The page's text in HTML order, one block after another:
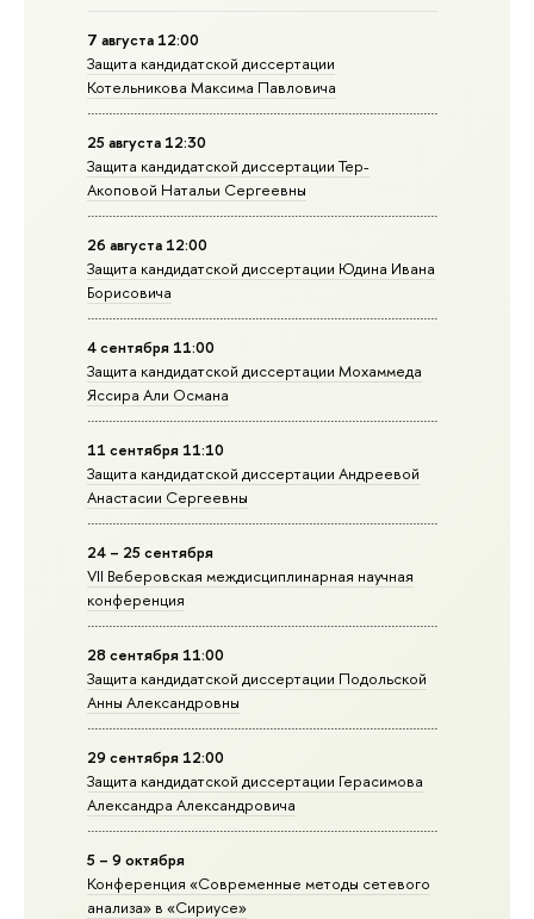
7 августа 12:00
Защита кандидатской диссертации
Котельникова Максима Павловича
25 августа 12:30
Защита кандидатской диссертации Тер-
Акоповой Натальи Сергеевны
26 августа 12:00
Защита кандидатской диссертации Юдина Ивана
Борисовича
4 сентября 11:00
Защита кандидатской диссертации Мохаммеда
Яссира Али Османа
11 сентября 11:10
Защита кандидатской диссертации Андреевой
Анастасии Сергеевны
24 – 25 сентября
VII Веберовская междисциплинарная научная
конференция
28 сентября 11:00
Защита кандидатской диссертации Подольской
Анны Александровны
29 сентября 12:00
Защита кандидатской диссертации Герасимова
Александра Александровича
5 – 9 октября
Конференция «Современные методы сетевого
анализа» в «Сириусе»